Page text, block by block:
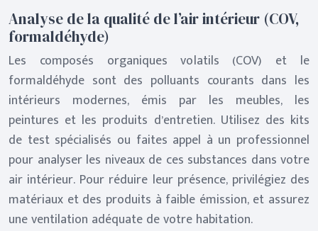
Analyse de la qualité de l’air intérieur (COV,
formaldéhyde)
Les composés organiques volatils (COV) et le
formaldéhyde sont des polluants courants dans les
intérieurs modernes, émis par les meubles, les
peintures et les produits d’entretien. Utilisez des kits
de test spécialisés ou faites appel à un professionnel
pour analyser les niveaux de ces substances dans votre
air intérieur. Pour réduire leur présence, privilégiez des
matériaux et des produits à faible émission, et assurez
une ventilation adéquate de votre habitation.